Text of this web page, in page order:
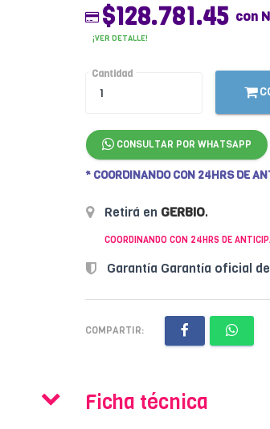
$128.781.45 con
¡VER DETALLE!
Cantidad
CONSULTAR POR WHATSAPP
* COORDINANDO CON 24HRS DE
Retirá en GERBIO.
COORDINANDO CON 24HRS DE
Garantía Garantía oficial
COMPARTIR:
Ficha técnica